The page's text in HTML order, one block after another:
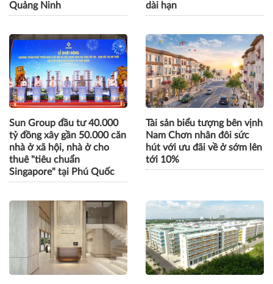
Quảng Ninh
dài hạn
Sun Group đầu tư 40.000
tỷ đồng xây gần 50.000 căn
nhà ở xã hội, nhà ở cho
thuê "tiêu chuẩn
Singapore" tại Phú Quốc
Tài sản biểu tượng bên vịnh
Nam Chơn nhân đôi sức
hút với ưu đãi về ở sớm lên
tới 10%